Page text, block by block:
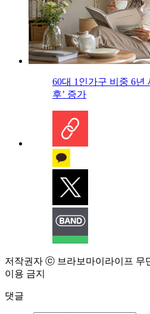
60대 1인가구 비중 6년
후’ 증가
저작권자 ⓒ 브라보마이라이프 무
이용 금지
댓글